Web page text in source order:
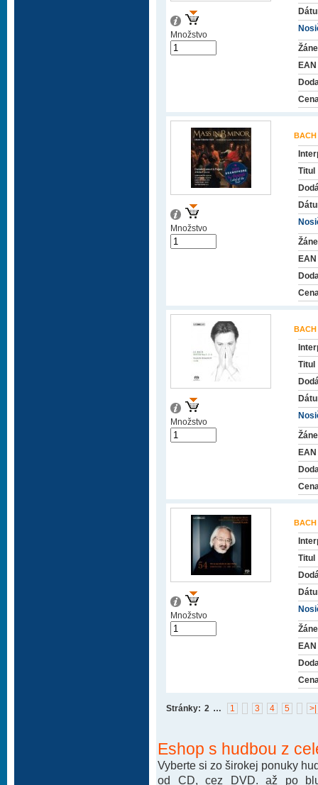
EAN
Množstvo
BACH
Titul
EAN
Množstvo
BACH
Titul
EAN
Množstvo
BACH
Titul
EAN
Množstvo
Stránky: 1
2 3 4 5
… >|
Eshop s hudbou z
Vyberte si zo širokej ponuky
od CD, cez DVD. až po